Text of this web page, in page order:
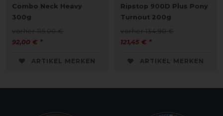
Combo Neck Heavy
300g
vorher 115,00 €
92,00 € *
ARTIKEL MERKEN
Ripstop 900D Plus Pony
Turnout 200g
vorher 134,90 €
121,45 € *
ARTIKEL MERKEN